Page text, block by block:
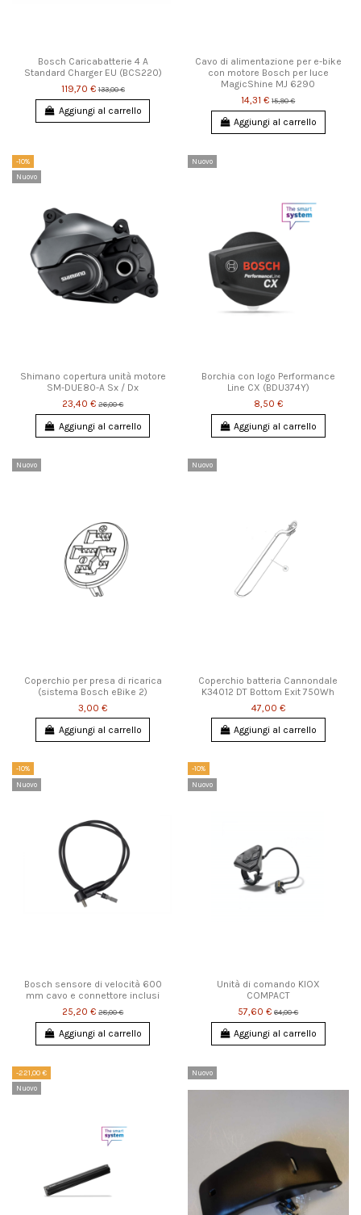
Bosch Caricabatterie 4 A
Standard Charger EU (BCS220)
119,70 € 133,00 €
Aggiungi al carrello
Cavo di alimentazione per e-bike
con motore Bosch per luce
MagicShine MJ 6290
14,31 € 15,90 €
Aggiungi al carrello
-10%
Nuovo
Shimano copertura unità motore
SM-DUE80-A Sx / Dx
23,40 € 26,00 €
Aggiungi al carrello
Nuovo
Borchia con logo Performance
Line CX (BDU374Y)
8,50 €
Aggiungi al carrello
Nuovo
Coperchio per presa di ricarica
(sistema Bosch eBike 2)
3,00 €
Aggiungi al carrello
Nuovo
Coperchio batteria Cannondale
K34012 DT Bottom Exit 750Wh
47,00 €
Aggiungi al carrello
-10%
Nuovo
Bosch sensore di velocità 600
mm cavo e connettore inclusi
25,20 € 28,00 €
Aggiungi al carrello
-10%
Nuovo
Unità di comando KIOX
COMPACT
57,60 € 64,00 €
Aggiungi al carrello
-221,00 €
Nuovo
Nuovo